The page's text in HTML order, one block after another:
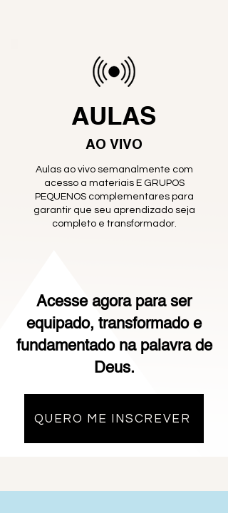
AULAS
Aulas ao vivo semanalmente com
acesso a materiais E GRUPOS
PEQUENOS complementares para
garantir que seu aprendizado seja
completo e transformador.
AO VIVO
Acesse agora para ser
equipado, transformado e
fundamentado na palavra de
Deus.
QUERO ME INSCREVER